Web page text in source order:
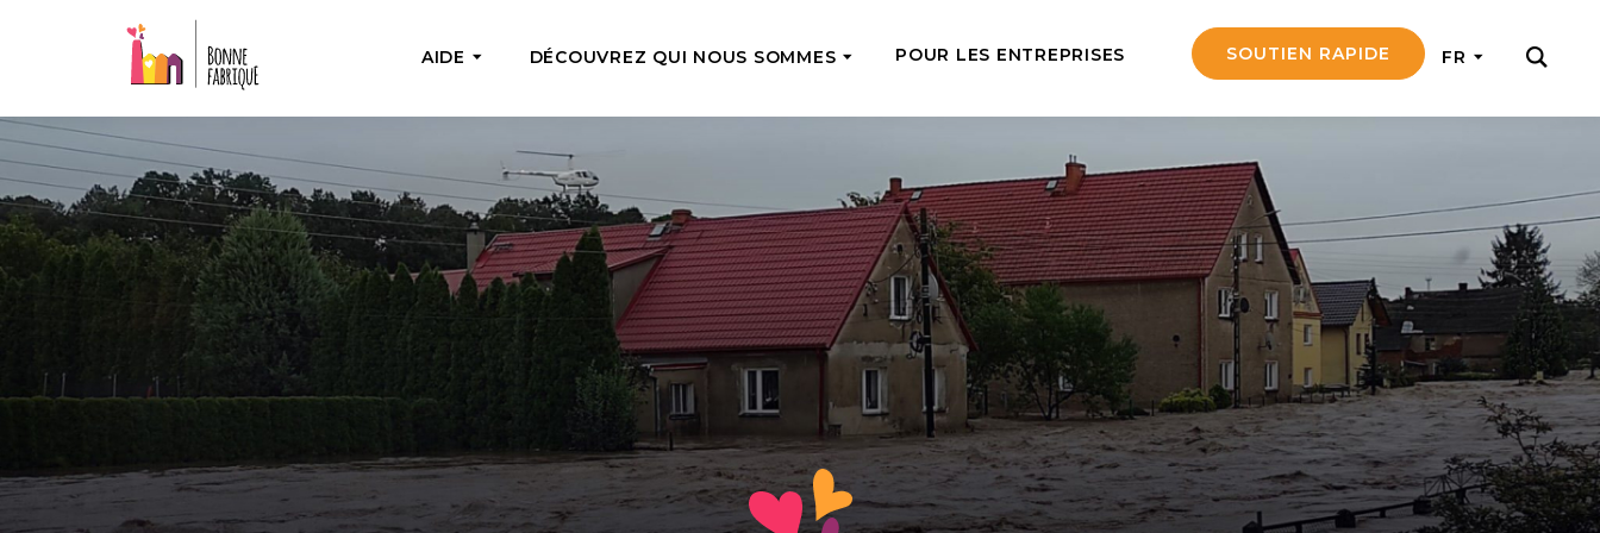
AIDE
AIDE PONCTUELLE
Aide urgente
Fournir de l’aide là où elle est le plus
nécessaire en ce moment
Bienfaisance24
Achetez pour les personnes dans le
besoin sur notre marché de bonnes
SOUTIEN RÉGULIER
Tope-là 5 !
Soutenez régulièrement notre travail
avec de petits montants et obtenez
une chance de partir en mission
Adoptez une personne âgée
Devenez la famille d’une personne
âgée et soutenez-la à la fois
financièrement et émotionnellement
Équipes d’anges
Soutenez le travail d’un missionnaire
DÉCOUVREZ QUI NOUS SOMMES
Notre équipe
Rencontrez les coursiers du soutien
que vous avez fourni
Comment nous aidons
Nous nourrissons, traitons, éduquons
et donnons des emplois – voyez ce
que cela signifie vraiment
Ce que nous avons déjà fait
Lisez les histoires des personnes que
nous avons déjà aidées
Où nous opérons
POUR LES ENTREPRISES SOUTIEN RAPIDE FR